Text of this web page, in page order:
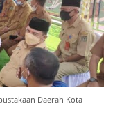
Daerah Kota